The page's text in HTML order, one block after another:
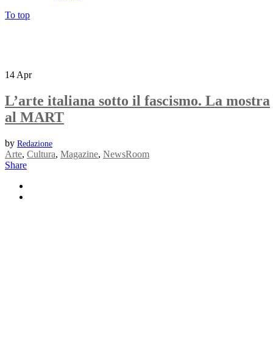
To top
14 Apr
L’arte italiana sotto il fascismo. La mostra
al MART
by Redazione
Arte, Cultura, Magazine, NewsRoom
Share